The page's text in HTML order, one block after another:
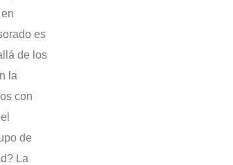
es
de los
la
con
de
La